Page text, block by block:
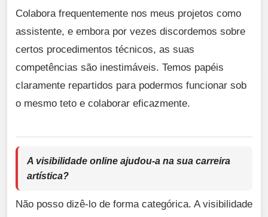
Colabora frequentemente nos meus projetos como
assistente, e embora por vezes discordemos sobre
certos procedimentos técnicos, as suas
competências são inestimáveis. Temos papéis
claramente repartidos para podermos funcionar sob
o mesmo teto e colaborar eficazmente.
A visibilidade online ajudou-a na sua carreira
artística?
Não posso dizê-lo de forma categórica. A visibilidade